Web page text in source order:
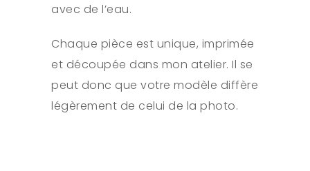
avec de l’eau.
Chaque pièce est unique, imprimée
et découpée dans mon atelier. Il se
peut donc que votre modèle diffère
légèrement de celui de la photo.